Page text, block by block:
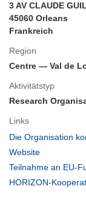
3 AV CLAUDE
45060 Orleans
Frankreich
Region
Centre — Val de
Aktivitätstyp
Research
Links
Die Organisation
Website
in
neuem
Fenster)
Teilnahme an EU-
HORIZON-